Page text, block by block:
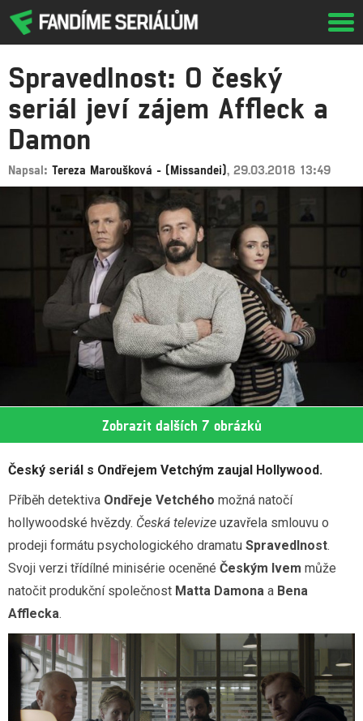
Spravedlnost: O český
seriál jeví zájem Affleck a
Damon
Napsal: Tereza Maroušková - (Missandei), 29.03.2018 13:49
Zobrazit dalších 7 obrázků
Český seriál s Ondřejem Vetchým zaujal Hollywood.
Příběh detektiva Ondřeje Vetchého možná natočí
hollywoodské hvězdy. Česká televize uzavřela smlouvu o
prodeji formátu psychologického dramatu Spravedlnost.
Svoji verzi třídílné minisérie oceněné Českým lvem může
natočit produkční společnost Matta Damona a Bena
Afflecka.